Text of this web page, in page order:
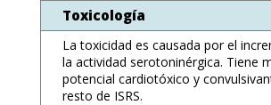
Toxicología
La toxicidad es causada por el
la actividad serotoninérgica. Tiene
potencial cardiotóxico y
resto de ISRS.